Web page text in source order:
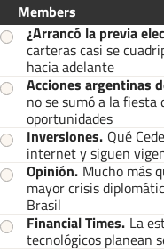
Members
¿Arrancó la previa
carteras casi se
hacia adelante
Acciones argentinas
no se sumó a la fiesta
oportunidades
Inversiones. Qué
internet y siguen
Opinión. Mucho más
mayor crisis
Brasil
Financial Times. La
tecnológicos planean